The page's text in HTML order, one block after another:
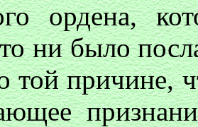
ордена,
ни было
той причине,